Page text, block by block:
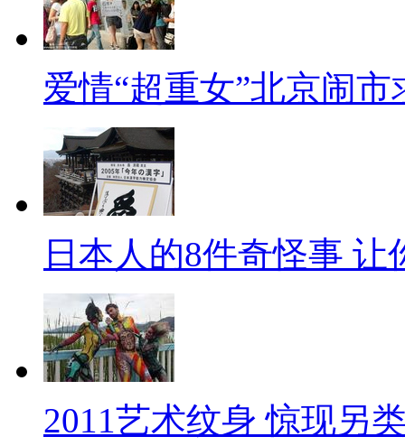
爱情“超重女”北京闹市
日本人的8件奇怪事 让
2011艺术纹身 惊现另